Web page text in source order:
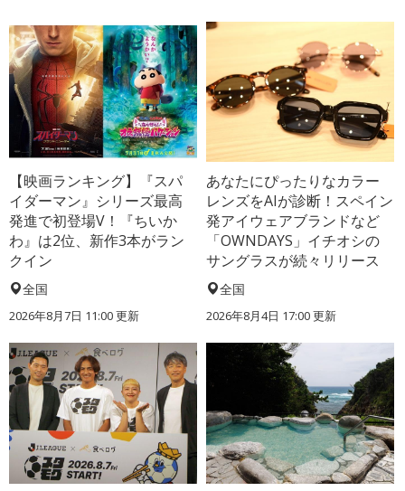
【映画ランキング】『スパ
イダーマン』シリーズ最高
発進で初登場V！『ちいか
わ』は2位、新作3本がラン
クイン
全国
2026年8月7日 11:00更新
あなたにぴったりなカラー
レンズをAIが診断！スペイン
発アイウェアブランドなど
「OWNDAYS」イチオシの
サングラスが続々リリース
全国
2026年8月4日 17:00更新